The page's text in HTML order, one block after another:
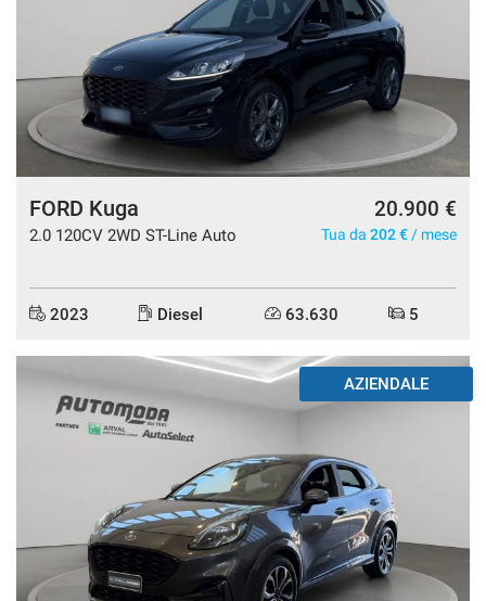
FORD Kuga
2.0 120CV 2WD ST-Line Auto
20.900 €
Tua da 202 € / mese
2023 Diesel 63.630 5
AZIENDALE